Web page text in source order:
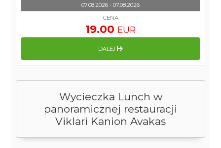
Wycieczka Lunch w
panoramicznej restauracji
Viklari Kanion Avakas
07.08.2026 - 07.08.2026
CENA
19.00 EUR
DALEJ